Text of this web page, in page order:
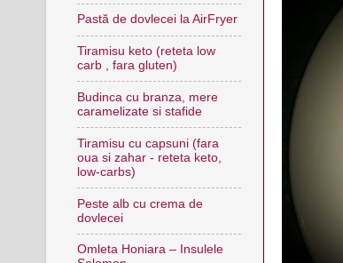
Pastă de dovlecei la AirFryer
Tiramisu keto (reteta low
carb , fara gluten)
Budinca cu branza, mere
caramelizate si stafide
Tiramisu cu capsuni (fara
oua si zahar - reteta keto,
low-carbs)
Peste alb cu crema de
dovlecei
Omleta Honiara – Insulele